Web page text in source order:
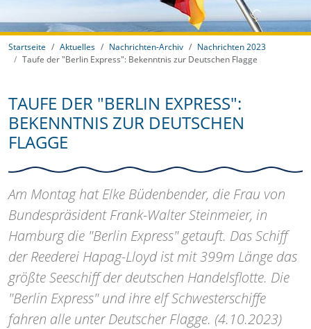
Startseite Aktuelles Nachrichten-Archiv
Nachrichten 2023
Taufe der "Berlin Express": Bekenntnis zur Deutschen Flagge
TAUFE DER "BERLIN EXPRESS":
BEKENNTNIS ZUR DEUTSCHEN
FLAGGE
Am Montag hat Elke Büdenbender, die Frau von
Bundespräsident Frank-Walter Steinmeier, in
Hamburg die "Berlin Express" getauft. Das Schiff
der Reederei Hapag-Lloyd ist mit 399m Länge das
größte Seeschiff der deutschen Handelsflotte. Die
"Berlin Express" und ihre elf Schwesterschiffe
fahren alle unter Deutscher Flagge. (4.10.2023)